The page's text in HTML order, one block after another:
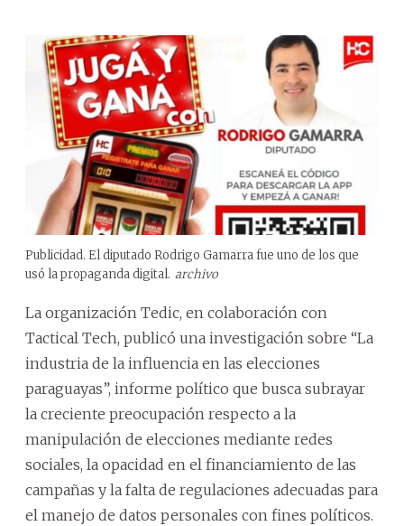
Publicidad. El diputado Rodrigo Gamarra fue uno de los que
usó la propaganda digital. archivo
La organización Tedic, en colaboración con
Tactical Tech, publicó una investigación sobre “La
industria de la influencia en las elecciones
paraguayas”, informe político que busca subrayar
la creciente preocupación respecto a la
manipulación de elecciones mediante redes
sociales, la opacidad en el financiamiento de las
campañas y la falta de regulaciones adecuadas para
el manejo de datos personales con fines políticos.